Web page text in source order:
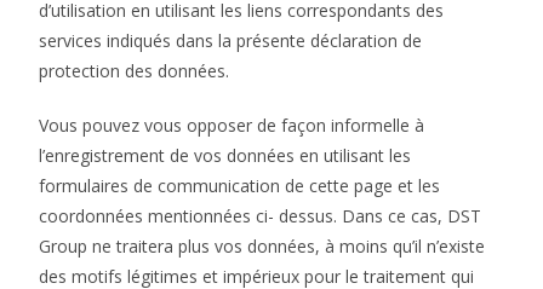
d’utilisation en utilisant les liens correspondants des
services indiqués dans la présente déclaration de
protection des données.
Vous pouvez vous opposer de façon informelle à
l’enregistrement de vos données en utilisant les
formulaires de communication de cette page et les
coordonnées mentionnées ci- dessus. Dans ce cas, DST
Group ne traitera plus vos données, à moins qu’il n’existe
des motifs légitimes et impérieux pour le traitement qui